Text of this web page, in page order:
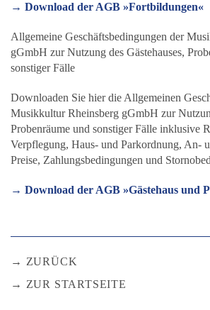
→ Download der AGB »Fortbildungen«
Allgemeine Geschäftsbedingungen der
gGmbH zur Nutzung des Gästehauses,
sonstiger Fälle
Downloaden Sie hier die Allgemeinen
Musikkultur Rheinsberg gGmbH zur
Probenräume und sonstiger Fälle inklusive
Verpflegung, Haus- und Parkordnung, An-
Preise, Zahlungsbedingungen und
→ Download der AGB »Gästehaus und
ZURÜCK
ZUR STARTSEITE